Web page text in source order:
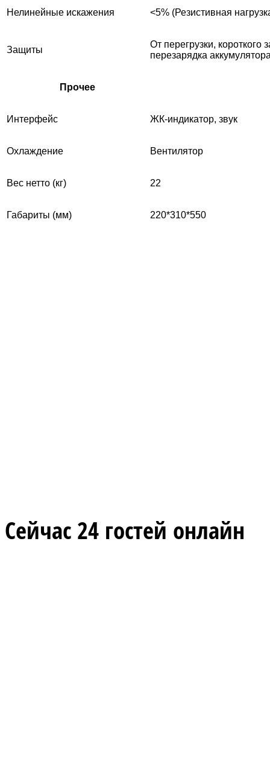
Нелинейные искажения <5% (Резистивная
Защиты
От перегрузки, короткого
перезарядка
Прочее
Интерфейс ЖК-индикатор, звук
Охлаждение Вентилятор
Вес нетто (кг) 22
Габариты (мм) 220*310*550
Сейчас 24 гостей онлайн